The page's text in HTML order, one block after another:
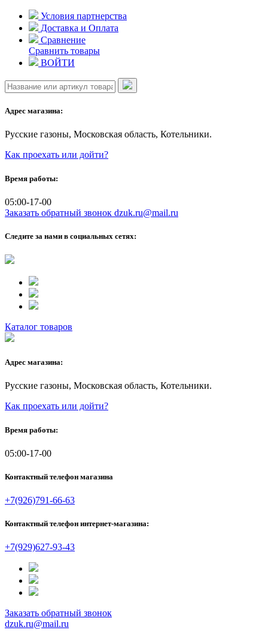
Skip
content
Условия партнерства
Доставка и Оплата
Сравнение
Сравнить товары
ВОЙТИ
Адрес магазина:
Русские газоны, Московская область, Котельники.
Как проехать или дойти?
Время работы:
05:00-17-00
Заказать обратный звонок dzuk.ru@mail.ru
Следите за нами в социальных сетях:
Каталог товаров
Адрес магазина:
Русские газоны, Московская область, Котельники.
Как проехать или дойти?
Время работы:
05:00-17-00
Контактный телефон магазина
+7(926)791-66-63
Контактный телефон интернет-магазина:
+7(929)627-93-43
Заказать обратный звонок
dzuk.ru@mail.ru